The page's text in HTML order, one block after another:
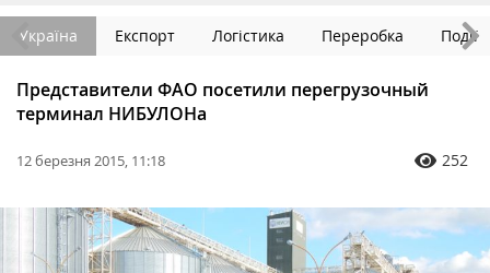
Україна Експорт Логістика Переробка Події
Представители ФАО посетили перегрузочный
терминал НИБУЛОНа
12 березня 2015, 11:18 252